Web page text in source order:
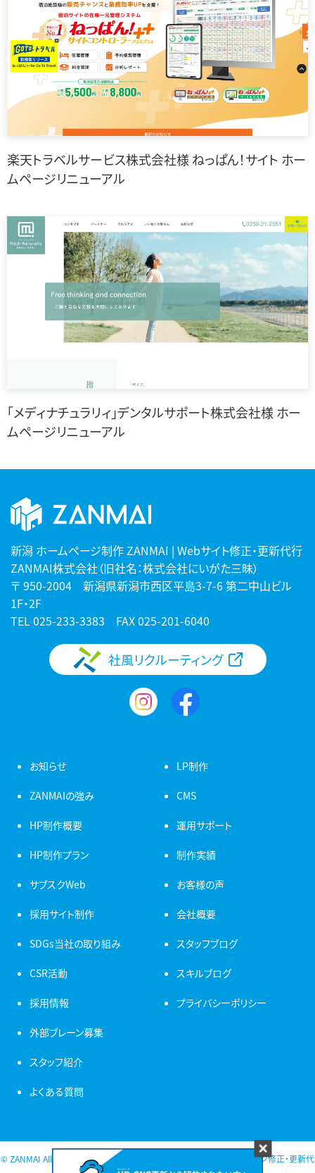
楽天トラベルサービス株式会社様 ねっぱん！サイト ホー
ムページリニューアル
「メディナチュラリィ」デンタルサポート株式会社様 ホー
ムページリニューアル
新潟 ホームページ制作 ZANMAI | Webサイト修正・更新代行
ZANMAI株式会社（旧社名：株式会社にいがた三昧）
〒 950-2004 新潟県新潟市西区平島3-7-6 第二中山ビル
1F・2F
TEL025-233-3383 FAX 025-201-6040
社風リクルーティング
お知らせ
ZANMAIの強み
HP制作概要
HP制作プラン
サブスクWeb
採用サイト制作
LP制作
CMS
運用サポート
制作実績
お客様の声
会社概要
SDGs当社の取り組み
CSR活動
採用情報
外部ブレーン募集
スタッフ紹介
よくある質問
スタッフブログ
スキルブログ
プライバシーポリシー
© ZANMAI All Rights Reserved. 新潟 ホームページ制作・ホームページ修正・更新代